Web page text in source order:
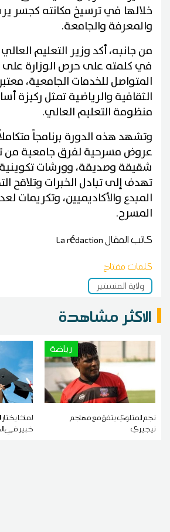
خلالها في ترسيخ مكانته كجسر
والمعرفة والجامعة.
من جانبه، أكد وزير التعليم
في كلمته على حرص الوزارة على
المتواصل للخدمات الجامعية،
الثقافية والرياضية تمثل ركيزة
منظومة التعليم العالي.
وتشهد هذه الدورة برنامجاً
عروض مسرحية لفرق جامعية من
شقيقة وصديقة، وورشات
تهدف إلى تبادل الخبرات وتلاقح
المبدع والأكاديميين، وتكريمات
المسرح.
كاتب المقالLa rédaction
كلمات مفتاح
ولاية المنستير
الاكثر مشاهدة
رياضة
نجم المتلوي يتفق مع مهاجم
نيجيري
لماذا
خبير في